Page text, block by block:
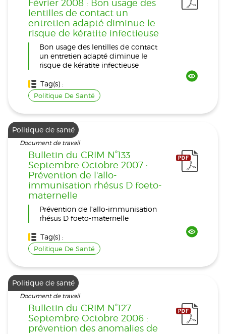
Février 2008 : Bon usage des
lentilles de contact un
entretien adapté diminue le
risque de kératite infectieuse
Bon usage des lentilles de contact
un entretien adapté diminue le
risque de kératite infectieuse
Tag(s) :
Politique De Santé
Politique de santé
Document de travail
Bulletin du CRIM N°133
Septembre Octobre 2007 :
Prévention de l'allo-
immunisation rhésus D foeto-
maternelle
Prévention de l'allo-immunisation
rhésus D foeto-maternelle
Tag(s) :
Politique De Santé
Politique de santé
Document de travail
Bulletin du CRIM N°127
Septembre Octobre 2006 :
prévention des anomalies de